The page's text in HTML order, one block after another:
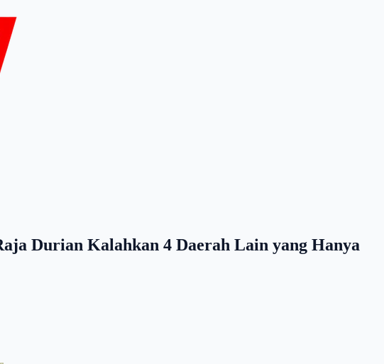
Durian Kalahkan 4 Daerah Lain yang Hanya